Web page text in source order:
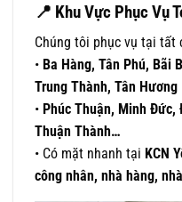
📍 Khu Vực Phục Vụ
Chúng tôi phục vụ tại tất
• Ba Hàng, Tân Phú, Bãi
Trung Thành, Tân Hương
• Phúc Thuận, Minh Đức,
Thuận Thành…
• Có mặt nhanh tại KCN
công nhân, nhà hàng,